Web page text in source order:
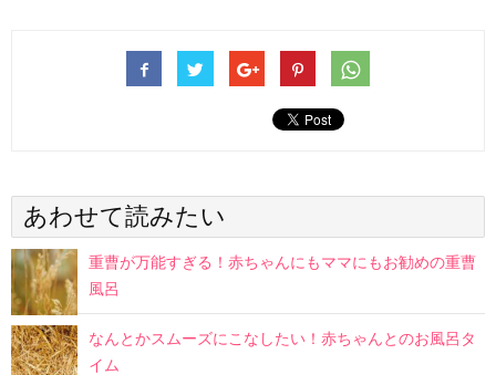
あわせて読みたい
重曹が万能すぎる！赤ちゃんにもママにもお勧めの重曹
風呂
なんとかスムーズにこなしたい！赤ちゃんとのお風呂タ
イム